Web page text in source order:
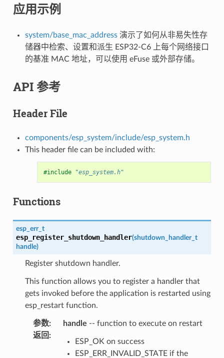
应用示例
system/base_mac_address演示了如何从非易失性存
储器中检索、设置和派生 ESP32-C6 上每个网络接口
的基准 MAC 地址，可以使用 eFuse 或外部存储。
API 参考
Header File
components/esp_system/include/esp_system.h
This header file can be included with:
#include "esp_system.h"
Functions
esp_err_t
esp_register_shutdown_handler(shutdown_handler_t
handle)
Register shutdown handler.
This function allows you to register a handler that
gets invoked before the application is restarted using
esp_restart function.
参数: handle -- function to execute on restart
返回 :
ESP_OK on success
ESP_ERR_INVALID_STATE if the